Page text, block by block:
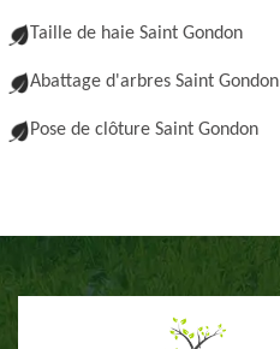
Taille de haie Saint Gondon
Abattage d'arbres Saint Gondon
Pose de clôture Saint Gondon